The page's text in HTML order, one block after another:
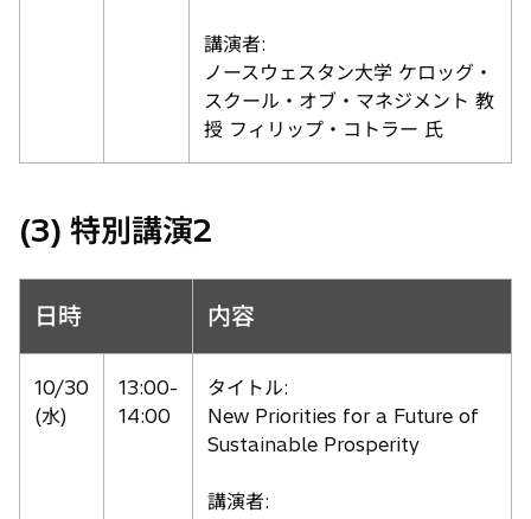
講演者:
ノースウェスタン大学 ケロッグ・
スクール・オブ・マネジメント 教
授 フィリップ・コトラー 氏
(3) 特別講演2
日時 内容
10/30
(水)
13:00-
14:00
タイトル:
New Priorities for a Future of
Sustainable Prosperity
講演者: